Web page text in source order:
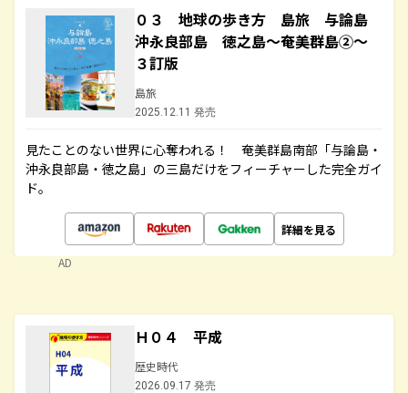
０３ 地球の歩き方 島旅 与論島
沖永良部島 徳之島～奄美群島②～
３訂版
島旅
2025.12.11 発売
見たことのない世界に心奪われる！ 奄美群島南部「与論島・
沖永良部島・徳之島」の三島だけをフィーチャーした完全ガイ
ド。
詳細を見る
AD
Ｈ０４ 平成
歴史時代
2026.09.17 発売